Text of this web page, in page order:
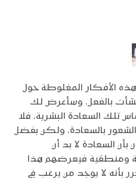
الأفكار المغلوطة حول
نشأت بالفعل، وسأعرض لك
تلك السعادة البشرية، فلا
بالسعادة، ولكن بفضل
السعادة لا بد أن
ومنطقية فيعرضهم هذا
بأنه لا يوجد من يرغب في